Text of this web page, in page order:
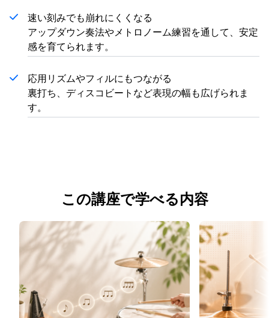
速い刻みでも崩れにくくなる
アップダウン奏法やメトロノーム練習を通して、安定
感を育てられます。
応用リズムやフィルにもつながる
裏打ち、ディスコビートなど表現の幅も広げられま
す。
この講座で学べる内容